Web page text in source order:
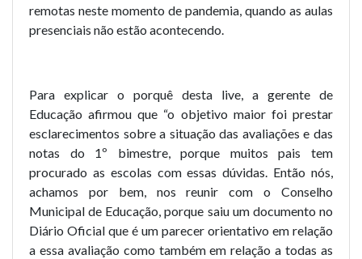
remotas neste momento de pandemia, quando as aulas
presenciais não estão acontecendo.
Para explicar o porquê desta live, a gerente de
Educação afirmou que “o objetivo maior foi prestar
esclarecimentos sobre a situação das avaliações e das
notas do 1º bimestre, porque muitos pais tem
procurado as escolas com essas dúvidas. Então nós,
achamos por bem, nos reunir com o Conselho
Municipal de Educação, porque saiu um documento no
Diário Oficial que é um parecer orientativo em relação
a essa avaliação como também em relação a todas as